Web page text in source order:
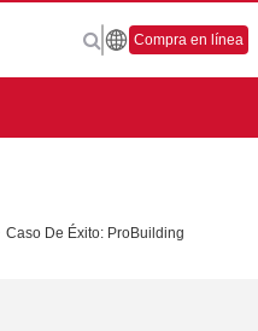
Compra en línea
Caso De Éxito: ProBuilding